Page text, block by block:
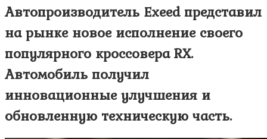
Автопроизводитель Exeed представил
на рынке новое исполнение своего
популярного кроссовера RX.
Автомобиль получил
инновационные улучшения и
обновленную техническую часть.